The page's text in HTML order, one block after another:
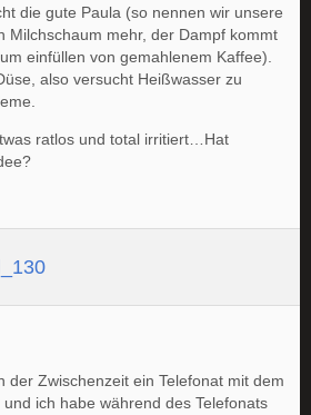
die gute Paula (so nennen wir unsere
Milchschaum mehr, der Dampf kommt
einfüllen von gemahlenem Kaffee).
also versucht Heißwasser zu
ratlos und total irritiert…Hat
der Zwischenzeit ein Telefonat mit dem
ich habe während des Telefonats